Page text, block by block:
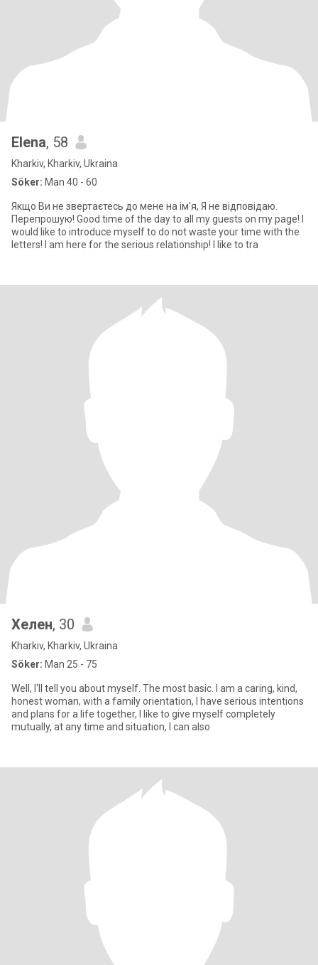
Elena, 58
Kharkiv, Kharkiv, Ukraina
Söker: Man 40 - 60
Якщо Ви не звертаєтесь до мене на ім'я, Я не відповідаю.
Перепрошую! Good time of the day to all my guests on my page! I
would like to introduce myself to do not waste your time with the
letters! I am here for the serious relationship! I like to tra
Хелен, 30
Kharkiv, Kharkiv, Ukraina
Söker: Man 25 - 75
Well, I'll tell you about myself. The most basic. I am a caring, kind,
honest woman, with a family orientation, I have serious intentions
and plans for a life together, I like to give myself completely
mutually, at any time and situation, I can also